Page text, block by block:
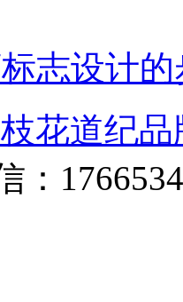
志设计
花道纪
：